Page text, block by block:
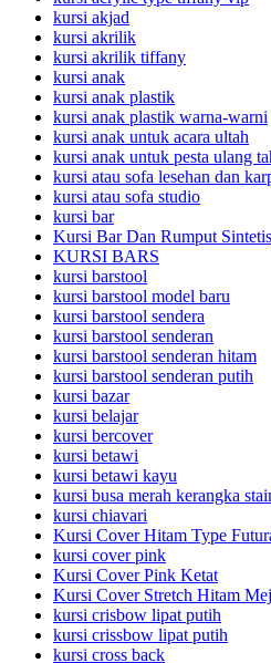
kursi akjad
kursi akrilik
kursi akrilik tiffany
kursi anak
kursi anak plastik
kursi anak plastik warna-warni
kursi anak untuk acara ultah
kursi anak untuk pesta ulang
kursi atau sofa lesehan dan
kursi atau sofa studio
kursi bar
Kursi Bar Dan Rumput Sintetis
KURSI BARS
kursi barstool
kursi barstool model baru
kursi barstool sendera
kursi barstool senderan
kursi barstool senderan hitam
kursi barstool senderan putih
kursi bazar
kursi belajar
kursi bercover
kursi betawi
kursi betawi kayu
kursi busa merah kerangka
kursi chiavari
Kursi Cover Hitam Type
kursi cover pink
Kursi Cover Pink Ketat
Kursi Cover Stretch Hitam
kursi crisbow lipat putih
kursi crissbow lipat putih
kursi cross back